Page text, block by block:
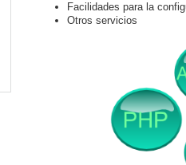
Facilidades para la
Otros servicios